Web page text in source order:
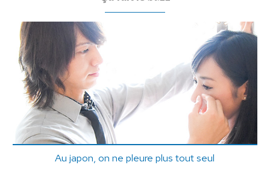
Au japon, on ne pleure plus tout seul